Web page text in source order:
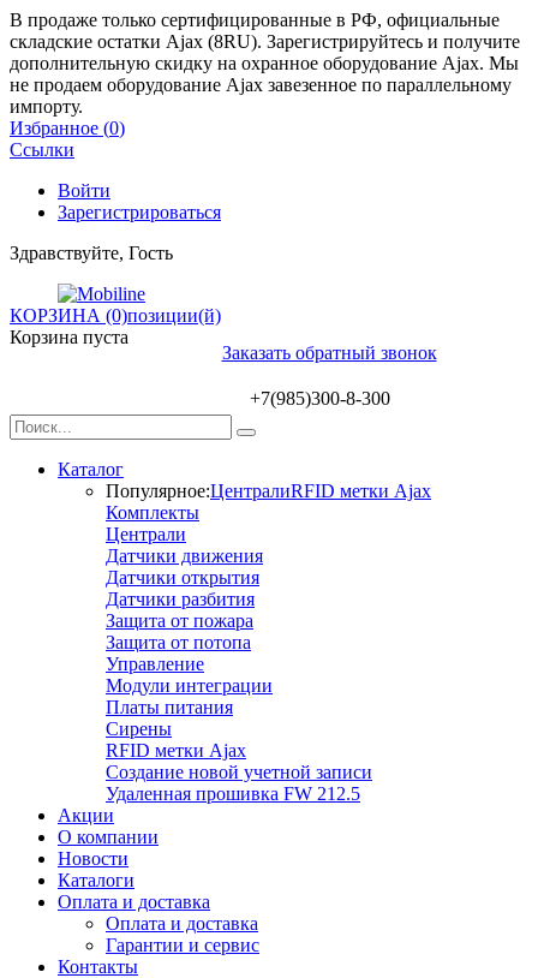
В продаже только сертифицированные в РФ, официальные
складские остатки Ajax (8RU). Зарегистрируйтесь и получите
дополнительную скидку на охранное оборудование Ajax. Мы
не продаем оборудование Ajax завезенное по параллельному
импорту.
Избранное (0)
Ссылки
Войти
Зарегистрироваться
Здравствуйте, Гость
КОРЗИНА (0)позиции(й)
Корзина пуста
Заказать обратный звонок
+7(985)300-8-300
Каталог
Популярное:ЦентралиRFID метки Ajax
Комплекты
Централи
Датчики движения
Датчики открытия
Датчики разбития
Защита от пожара
Защита от потопа
Управление
Модули интеграции
Платы питания
Сирены
RFID метки Ajax
Создание новой учетной записи
Удаленная прошивка FW 212.5
Акции
О компании
Новости
Каталоги
Оплата и доставка
Оплата и доставка
Гарантии и сервис
Контакты